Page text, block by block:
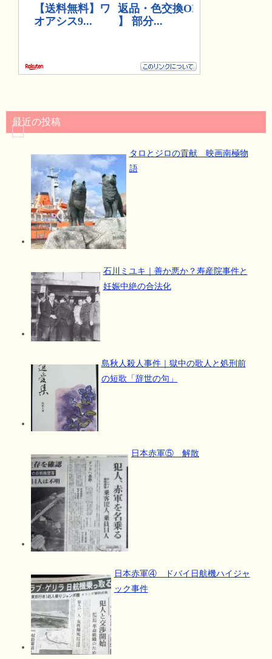
最近の投稿
タロとジロの貢献 映画南極物
語
石川ミユキ｜善か悪か？寿産院事件と
妊娠中絶の合法化
島秋人殺人事件｜獄中の歌人と処刑前
の短歌「辞世の句」
日本赤軍⑤ 解散
日本赤軍④ ドバイ日航機ハイジャ
ック事件